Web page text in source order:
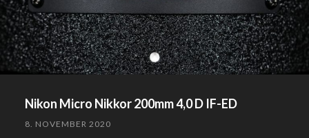
Nikon Micro Nikkor 200mm 4,0 D IF-ED
8. NOVEMBER 2020